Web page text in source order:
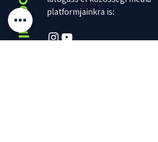
platformjainkra is: